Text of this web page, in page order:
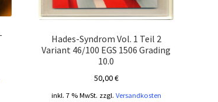
Hades-Syndrom Vol. 1 Teil 2
Variant 46/100 EGS 1506 Grading
10.0
50,00€
inkl. 7 % MwSt. zzgl. Versandkosten